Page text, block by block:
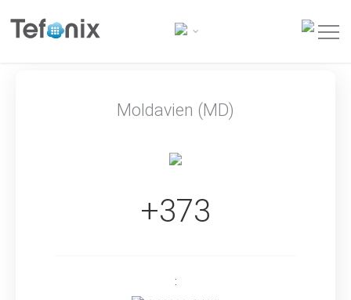
Moldavien (MD)
+373
: